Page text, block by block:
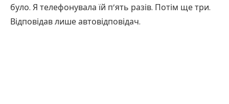
було. Я телефонувала їй п’ять разів. Потім ще три.
Відповідав лише автовідповідач.